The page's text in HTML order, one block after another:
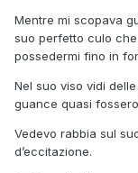
Mentre mi scopava
suo perfetto culo
possedermi fino in
Nel suo viso vidi
guance quasi
Vedevo rabbia sul
d’eccitazione.